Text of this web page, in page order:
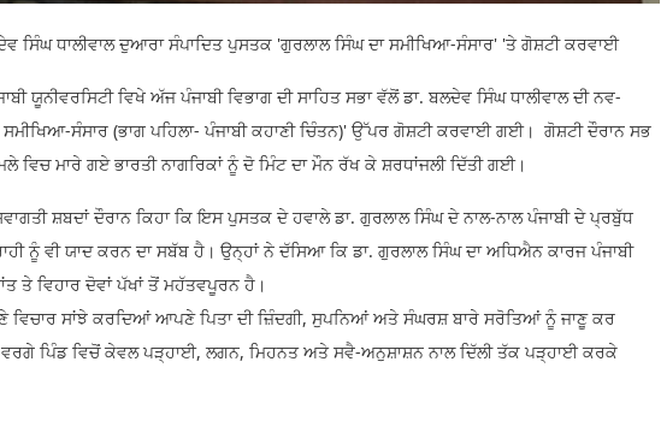
ਸਿੰਘ ਧਾਲੀਵਾਲ ਦੁਆਰਾ ਸੰਪਾਦਿਤ ਪੁਸਤਕ 'ਗੁਰਲਾਲ ਸਿੰਘ ਦਾ ਸਮੀਖਿਆ-ਸੰਸਾਰ' 'ਤੇ ਗੋਸ਼ਟੀ ਕਰਵਾਈ
ਯੂਨੀਵਰਸਿਟੀ ਵਿਖੇ ਅੱਜ ਪੰਜਾਬੀ ਵਿਭਾਗ ਦੀ ਸਾਹਿਤ ਸਭਾ ਵੱਲੋਂ ਡਾ. ਬਲਦੇਵ ਸਿੰਘ ਧਾਲੀਵਾਲ ਦੀ ਨਵ-
ਸੰਸਾਰ (ਭਾਗ ਪਹਿਲਾ- ਪੰਜਾਬੀ ਕਹਾਣੀ ਚਿੰਤਨ)' ਉੱਪਰ ਗੋਸ਼ਟੀ ਕਰਵਾਈ ਗਈ। ਗੋਸ਼ਟੀ ਦੌਰਾਨ ਸਭ
ਵਿਚ ਮਾਰੇ ਗਏ ਭਾਰਤੀ ਨਾਗਰਿਕਾਂ ਨੂੰ ਦੋ ਮਿੰਟ ਦਾ ਮੌਨ ਰੱਖ ਕੇ ਸ਼ਰਧਾਂਜਲੀ ਦਿੱਤੀ ਗਈ।
ਸ਼ਬਦਾਂ ਦੌਰਾਨ ਕਿਹਾ ਕਿ ਇਸ ਪੁਸਤਕ ਦੇ ਹਵਾਲੇ ਡਾ. ਗੁਰਲਾਲ ਸਿੰਘ ਦੇ ਨਾਲ-ਨਾਲ ਪੰਜਾਬੀ ਦੇ ਪ੍ਰਬੁੱਧ
ਨੂੰ ਵੀ ਯਾਦ ਕਰਨ ਦਾ ਸਬੱਬ ਹੈ। ਉਨ੍ਹਾਂ ਨੇ ਦੱਸਿਆ ਕਿ ਡਾ. ਗੁਰਲਾਲ ਸਿੰਘ ਦਾ ਅਧਿਐਨ ਕਾਰਜ ਪੰਜਾਬੀ
ਤੇ ਵਿਹਾਰ ਦੋਵਾਂ ਪੱਖਾਂ ਤੋਂ ਮਹੱਤਵਪੂਰਨ ਹੈ।
ਵਿਚਾਰ ਸਾਂਝੇ ਕਰਦਿਆਂ ਆਪਣੇ ਪਿਤਾ ਦੀ ਜ਼ਿੰਦਗੀ, ਸੁਪਨਿਆਂ ਅਤੇ ਸੰਘਰਸ਼ ਬਾਰੇ ਸਰੋਤਿਆਂ ਨੂੰ ਜਾਣੂ ਕਰ
ਪਿੰਡ ਵਿਚੋਂ ਕੇਵਲ ਪੜ੍ਹਾਈ, ਲਗਨ, ਮਿਹਨਤ ਅਤੇ ਸਵੈ-ਅਨੁਸ਼ਾਸ਼ਨ ਨਾਲ ਦਿੱਲੀ ਤੱਕ ਪੜ੍ਹਾਈ ਕਰਕੇ